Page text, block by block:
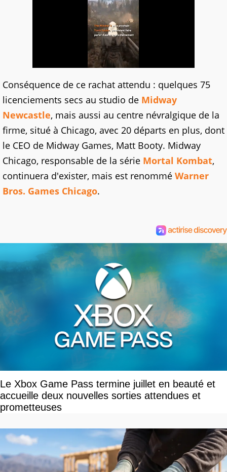
Conséquence de ce rachat attendu : quelques 75
licenciements secs au studio de Midway
Newcastle, mais aussi au centre névralgique de la
firme, situé à Chicago, avec 20 départs en plus, dont
le CEO de Midway Games, Matt Booty. Midway
Chicago, responsable de la série Mortal Kombat,
continuera d'exister, mais est renommé Warner
Bros. Games Chicago.
Le Xbox Game Pass termine juillet en beauté et
accueille deux nouvelles sorties attendues et
prometteuses